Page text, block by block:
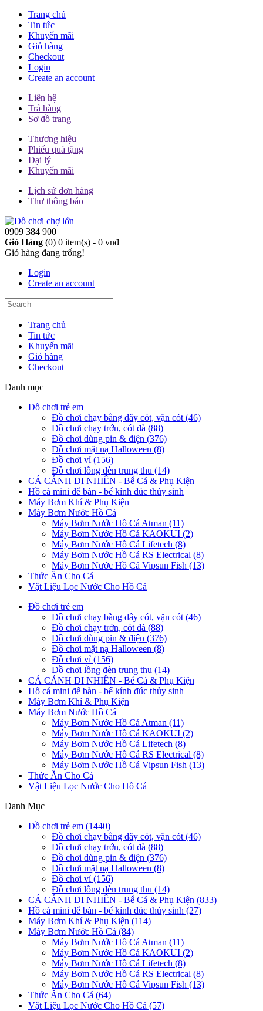
Trang chủ
Tin tức
Khuyến mãi
Giỏ hàng
Checkout
Login
Create an account
Liên hệ
Trả hàng
Sơ đồ trang
Thương hiệu
Phiếu quà tặng
Đại lý
Khuyến mãi
Lịch sử đơn hàng
Thư thông báo
0909 384 900
Giỏ Hàng (0) 0 item(s) - 0 vnđ
Giỏ hàng đang trống!
Login
Create an account
Trang chủ
Tin tức
Khuyến mãi
Giỏ hàng
Checkout
Danh mục
Đồ chơi trẻ em
Đồ chơi chạy bằng dây cót, vặn cót (46)
Đồ chơi chạy trớn, cót đà (88)
Đồ chơi dùng pin & điện (376)
Đồ chơi mặt nạ Halloween (8)
Đồ chơi vỉ (156)
Đồ chơi lồng đèn trung thu (14)
CÁ CẢNH DI NHIÊN - Bể Cá & Phụ Kiện
Hồ cá mini để bàn - bể kính đúc thủy sinh
Máy Bơm Khí & Phụ Kiện
Máy Bơm Nước Hồ Cá
Máy Bơm Nước Hồ Cá Atman (11)
Máy Bơm Nước Hồ Cá KAOKUI (2)
Máy Bơm Nước Hồ Cá Lifetech (8)
Máy Bơm Nước Hồ Cá RS Electrical (8)
Máy Bơm Nước Hồ Cá Vipsun Fish (13)
Thức Ăn Cho Cá
Vật Liệu Lọc Nước Cho Hồ Cá
Đồ chơi trẻ em
Đồ chơi chạy bằng dây cót, vặn cót (46)
Đồ chơi chạy trớn, cót đà (88)
Đồ chơi dùng pin & điện (376)
Đồ chơi mặt nạ Halloween (8)
Đồ chơi vỉ (156)
Đồ chơi lồng đèn trung thu (14)
CÁ CẢNH DI NHIÊN - Bể Cá & Phụ Kiện
Hồ cá mini để bàn - bể kính đúc thủy sinh
Máy Bơm Khí & Phụ Kiện
Máy Bơm Nước Hồ Cá
Máy Bơm Nước Hồ Cá Atman (11)
Máy Bơm Nước Hồ Cá KAOKUI (2)
Máy Bơm Nước Hồ Cá Lifetech (8)
Máy Bơm Nước Hồ Cá RS Electrical (8)
Máy Bơm Nước Hồ Cá Vipsun Fish (13)
Thức Ăn Cho Cá
Vật Liệu Lọc Nước Cho Hồ Cá
Danh Mục
Đồ chơi trẻ em (1440)
Đồ chơi chạy bằng dây cót, vặn cót (46)
Đồ chơi chạy trớn, cót đà (88)
Đồ chơi dùng pin & điện (376)
Đồ chơi mặt nạ Halloween (8)
Đồ chơi vỉ (156)
Đồ chơi lồng đèn trung thu (14)
CÁ CẢNH DI NHIÊN - Bể Cá & Phụ Kiện (833)
Hồ cá mini để bàn - bể kính đúc thủy sinh (27)
Máy Bơm Khí & Phụ Kiện (114)
Máy Bơm Nước Hồ Cá (84)
Máy Bơm Nước Hồ Cá Atman (11)
Máy Bơm Nước Hồ Cá KAOKUI (2)
Máy Bơm Nước Hồ Cá Lifetech (8)
Máy Bơm Nước Hồ Cá RS Electrical (8)
Máy Bơm Nước Hồ Cá Vipsun Fish (13)
Thức Ăn Cho Cá (64)
Vật Liệu Lọc Nước Cho Hồ Cá (57)